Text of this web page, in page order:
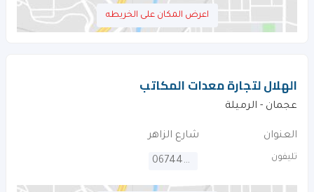
اعرض المكان على الخريطه
الهلال لتجارة معدات المكاتب
عجمان - الرميلة
العنوان شارع الزاهر
تليفون 067445261